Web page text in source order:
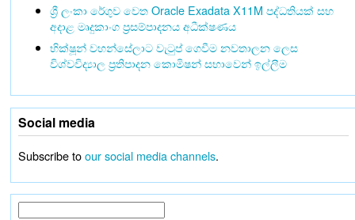
ශ්‍රී ලංකා රේගුව වෙත Oracle Exadata X11M පද්ධතියක් සහ
අදාළ මෘදුකාංග ප්‍රසම්පාදනය අධීක්ෂණය
භික්ෂූන් වහන්සේලාට වැටුප් ගෙවීම නවතාලන ලෙස
විශ්වවිද්‍යාල ප්‍රතිපාදන කොමිෂන් සභාවෙන් ඉල්ලීම
Social media
Subscribe toour social media channels.